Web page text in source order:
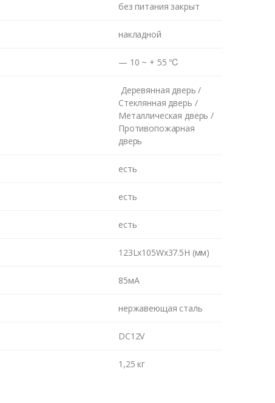
без питания закрыт
накладной
— 10 ~ + 55 ℃
Деревянная дверь /
Стеклянная дверь /
Металлическая дверь /
Противопожарная
дверь
есть
есть
есть
123Lx105Wx37.5H (мм)
85мА
нержавеющая сталь
DC12V
1,25 кг